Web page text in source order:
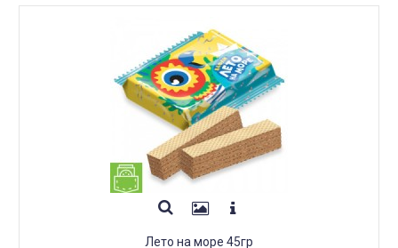
Лето на море 45гр